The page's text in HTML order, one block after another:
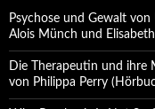
Psychose und Gewalt
Alois Münch und
Die Therapeutin und ihre
von Philippa Perry